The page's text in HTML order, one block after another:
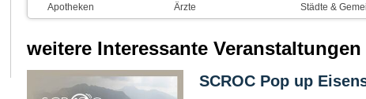
Apotheken
Ärzte Städte &
weitere Interessante
SCROC Pop up